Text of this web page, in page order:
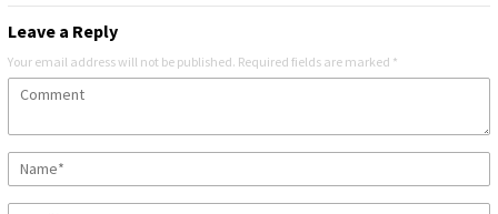
Leave a Reply
Your email address will not be published. Required fields are marked *